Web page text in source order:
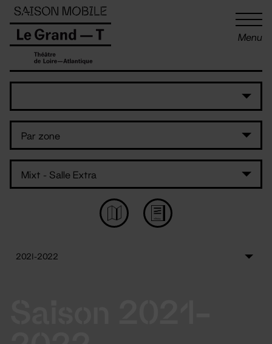
Menu
Panneau de gestion des cookies